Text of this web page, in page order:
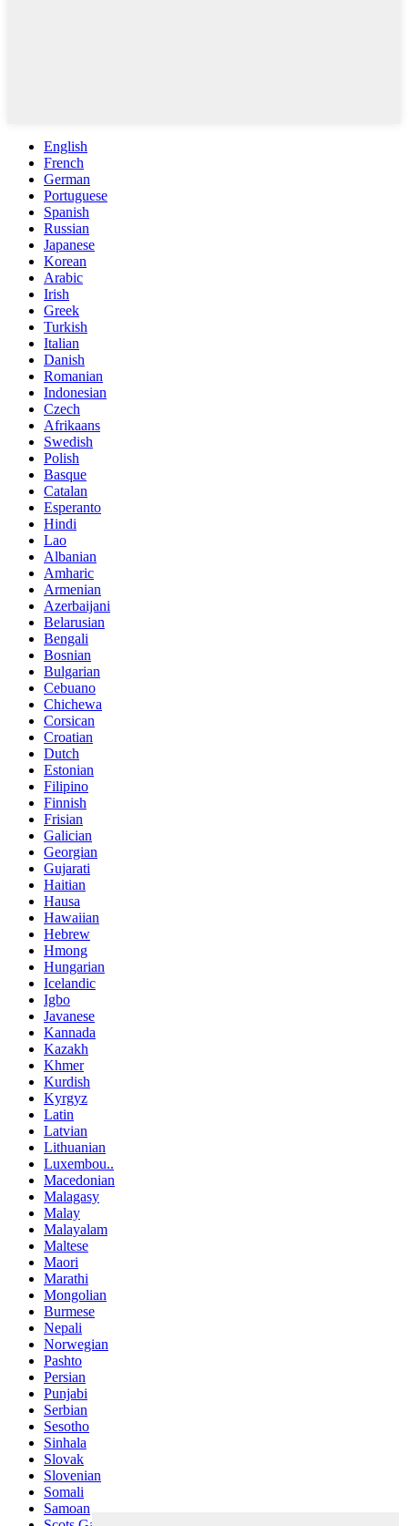
English
French
German
Portuguese
Spanish
Russian
Japanese
Korean
Arabic
Irish
Greek
Turkish
Italian
Danish
Romanian
Indonesian
Czech
Afrikaans
Swedish
Polish
Basque
Catalan
Esperanto
Hindi
Lao
Albanian
Amharic
Armenian
Azerbaijani
Belarusian
Bengali
Bosnian
Bulgarian
Cebuano
Chichewa
Corsican
Croatian
Dutch
Estonian
Filipino
Finnish
Frisian
Galician
Georgian
Gujarati
Haitian
Hausa
Hawaiian
Hebrew
Hmong
Hungarian
Icelandic
Igbo
Javanese
Kannada
Kazakh
Khmer
Kurdish
Kyrgyz
Latin
Latvian
Lithuanian
Luxembou..
Macedonian
Malagasy
Malay
Malayalam
Maltese
Maori
Marathi
Mongolian
Burmese
Nepali
Norwegian
Pashto
Persian
Punjabi
Serbian
Sesotho
Sinhala
Slovak
Slovenian
Somali
Samoan